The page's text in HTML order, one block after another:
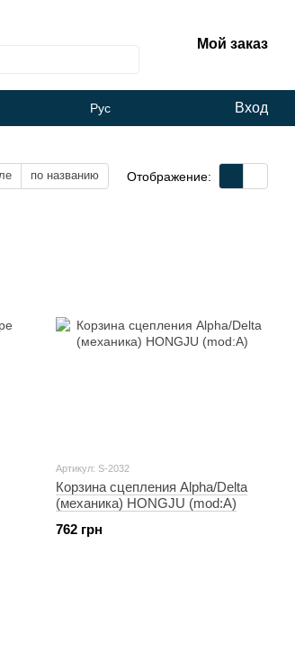
Мой заказ
Рус Вход
по названию Отображение:
Артикул: S-2032
Корзина сцепления Alpha/Delta
(механика) HONGJU (mod:A)
762 грн